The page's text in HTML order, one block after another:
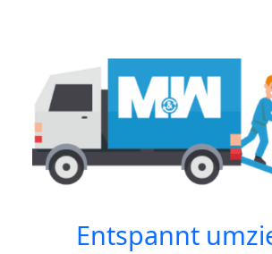
Entspannt